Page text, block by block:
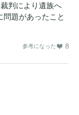
判により遺族へ
問題があったこと
参考になった 8